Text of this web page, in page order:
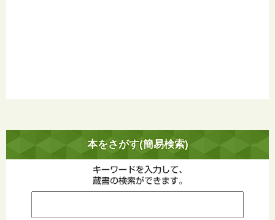
本をさがす(簡易検索)